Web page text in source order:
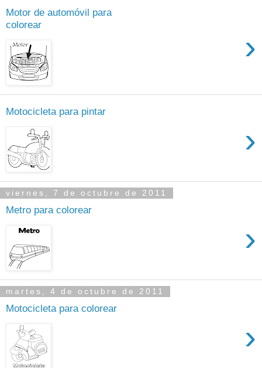
Motor de automóvil para
colorear
›
Motocicleta para pintar
›
viernes, 7 de octubre de 2011
Metro para colorear
›
martes, 4 de octubre de 2011
Motocicleta para colorear
›